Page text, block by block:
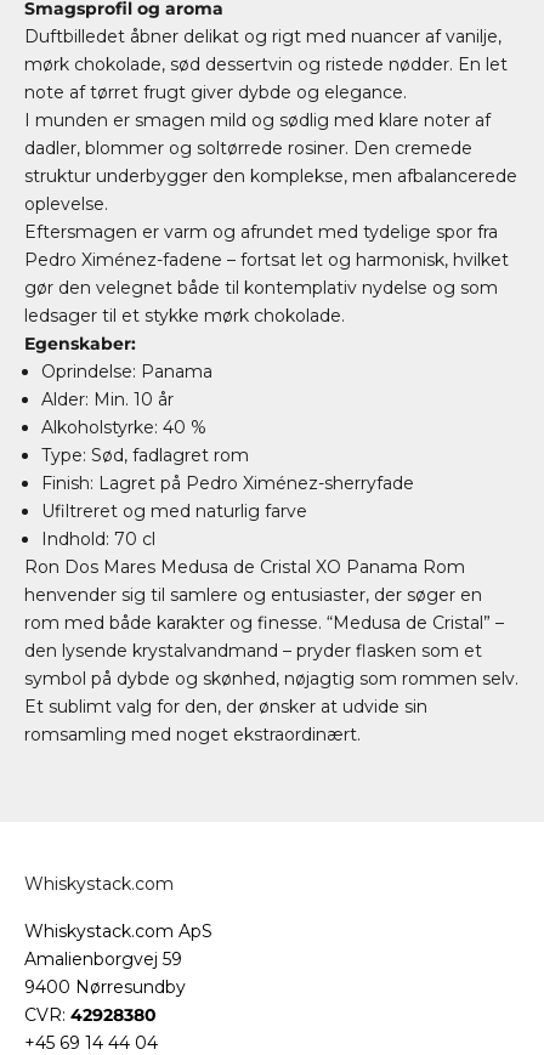
Smagsprofil og aroma
Duftbilledet åbner delikat og rigt med nuancer af vanilje,
mørk chokolade, sød dessertvin og ristede nødder. En let
note af tørret frugt giver dybde og elegance.
I munden er smagen mild og sødlig med klare noter af
dadler, blommer og soltørrede rosiner. Den cremede
struktur underbygger den komplekse, men afbalancerede
oplevelse.
Eftersmagen er varm og afrundet med tydelige spor fra
Pedro Ximénez-fadene – fortsat let og harmonisk, hvilket
gør den velegnet både til kontemplativ nydelse og som
ledsager til et stykke mørk chokolade.
Egenskaber:
Oprindelse: Panama
Alder: Min. 10 år
Alkoholstyrke: 40 %
Type: Sød, fadlagret rom
Finish: Lagret på Pedro Ximénez-sherryfade
Ufiltreret og med naturlig farve
Indhold: 70 cl
Ron Dos Mares Medusa de Cristal XO Panama Rom
henvender sig til samlere og entusiaster, der søger en
rom med både karakter og finesse. “Medusa de Cristal” –
den lysende krystalvandmand – pryder flasken som et
symbol på dybde og skønhed, nøjagtig som rommen selv.
Et sublimt valg for den, der ønsker at udvide sin
romsamling med noget ekstraordinært.
Whiskystack.com
Whiskystack.com ApS
Amalienborgvej 59
9400 Nørresundby
CVR: 42928380
+45 69 14 44 04